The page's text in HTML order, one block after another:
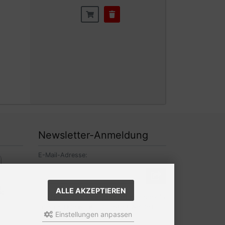
Newsletter-Anmeldung
E-Mail-Adresse:
ALLE AKZEPTIEREN
Einstellungen anpassen